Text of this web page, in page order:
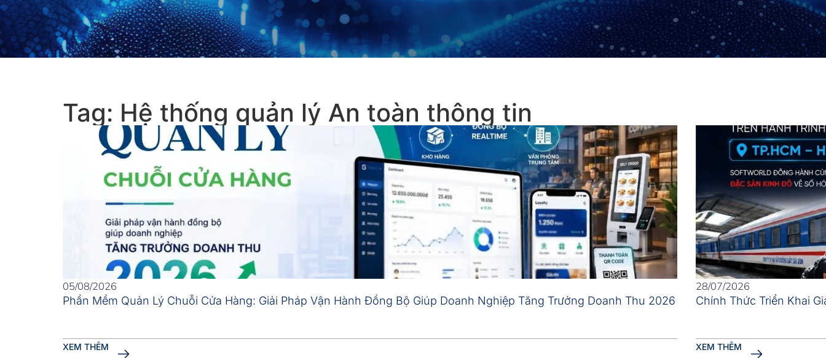
Tag: Hệ thống quản lý An toàn thông tin
05/08/2026
Phần Mềm Quản Lý Chuỗi Cửa Hàng: Giải Pháp Vận Hành Đồng Bộ Giúp Doanh Nghiệp Tăng Trưởng Doanh Thu 2026
XEM THÊM
28/07/2026
Chính Thức Triển Khai
XEM THÊM